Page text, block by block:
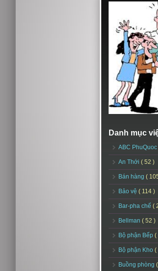
Danh mục
ABC PhuQuoc
An Thới ( 52 )
Bán hàng (
Bảo vệ ( 114 )
Bar-pha chế (
Bellman ( 52 )
Bộ phận Bếp (
Bộ phận Kho (
Buồng phòng